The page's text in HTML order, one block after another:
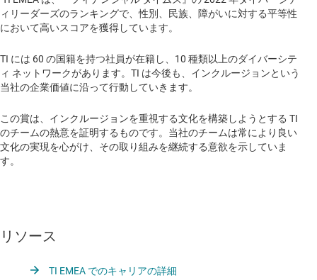
ィリーダーズのランキングで、性別、民族、障がいに対する平等性
において高いスコアを獲得しています。
TI には 60 の国籍を持つ社員が在籍し、10 種類以上のダイバーシテ
ィ ネットワークがあります。TI は今後も、インクルージョンという
当社の企業価値に沿って行動していきます。
この賞は、インクルージョンを重視する文化を構築しようとする TI
のチームの熱意を証明するものです。当社のチームは常により良い
文化の実現を心がけ、その取り組みを継続する意欲を示していま
す。
リソース
TI EMEA でのキャリアの詳細